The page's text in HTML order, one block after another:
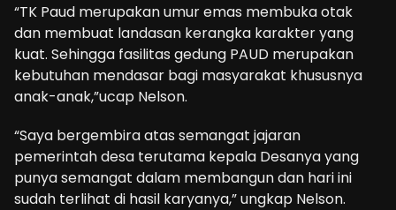
“TK Paud merupakan umur emas membuka otak
dan membuat landasan kerangka karakter yang
kuat. Sehingga fasilitas gedung PAUD merupakan
kebutuhan mendasar bagi masyarakat khususnya
anak-anak,”ucap Nelson.
“Saya bergembira atas semangat jajaran
pemerintah desa terutama kepala Desanya yang
punya semangat dalam membangun dan hari ini
sudah terlihat di hasil karyanya,” ungkap Nelson.